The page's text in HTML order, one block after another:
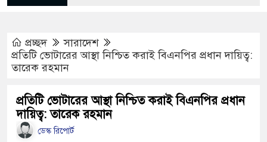
নয়, জাতির দায়িত্ব নিতে হবে ওলামায়ে
থেকে খুলে ফেলা হচ্ছে মাইক, শুভেন্দু বলছেন-
প্রচ্ছদ
সারাদেশ
প্রতিটি ভোটারের আস্থা নিশ্চিত করাই বিএনপির প্রধান দায়িত্ব:
তারেক রহমান
প্রতিটি ভোটারের আস্থা নিশ্চিত করাই বিএনপির প্রধান
দায়িত্ব: তারেক রহমান
ডেস্ক রিপোর্ট